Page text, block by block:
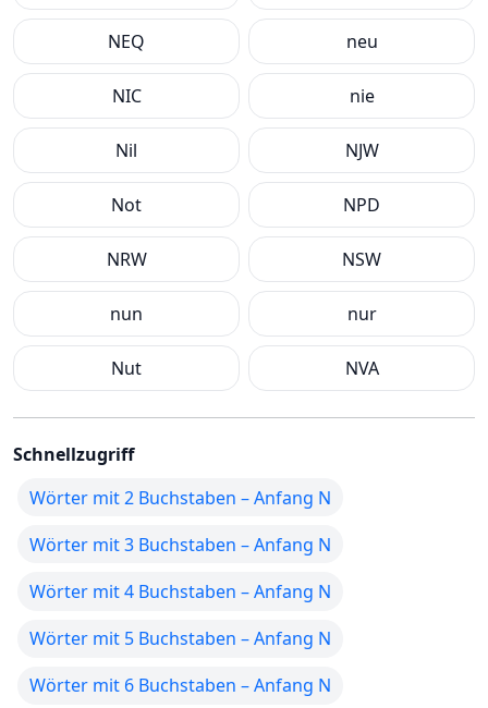
NEQ neu
NIC nie
Nil NJW
Not NPD
NRW NSW
nun nur
Nut NVA
Schnellzugriff
Wörter mit 2 Buchstaben – Anfang N
Wörter mit 3 Buchstaben – Anfang N
Wörter mit 4 Buchstaben – Anfang N
Wörter mit 5 Buchstaben – Anfang N
Wörter mit 6 Buchstaben – Anfang N